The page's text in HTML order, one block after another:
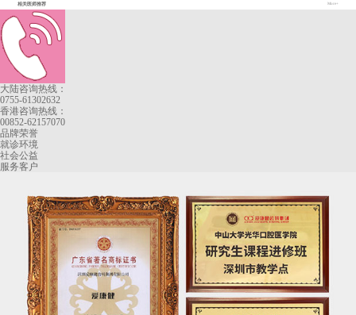
相关医师推荐 More+
大陆咨询热线：
0755-61302632
香港咨询热线：
00852-62157070
品牌荣誉
就诊环境
社会公益
服务客户